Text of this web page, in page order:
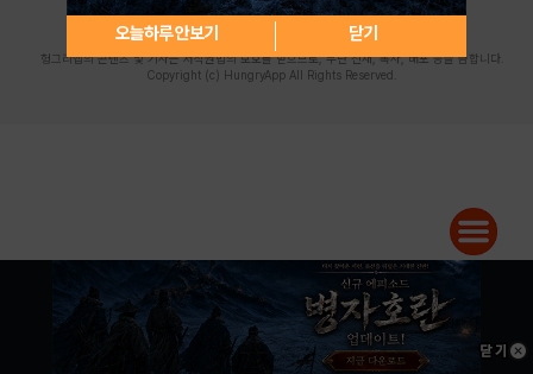
오늘하루 안보기 닫기
등록번호:서울아02322 | 등록일자:2016년4월25일
발행인:(주)스마트나우 송현두 | 편집인:김동욱
헝그리앱의 콘텐츠 및 기사는 저작권법의 보호를 받으므로, 무단 전재, 복사, 배포 등을 금합니다.
Copyright (c) HungryApp All Rights Reserved.